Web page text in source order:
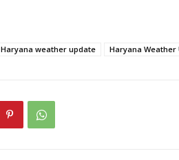
Haryana weather update Haryana Weather